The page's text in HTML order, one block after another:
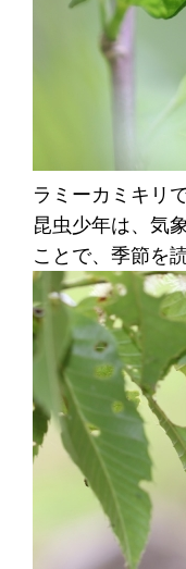
ラミーカミキリ
昆虫少年は、気
ことで、季節を